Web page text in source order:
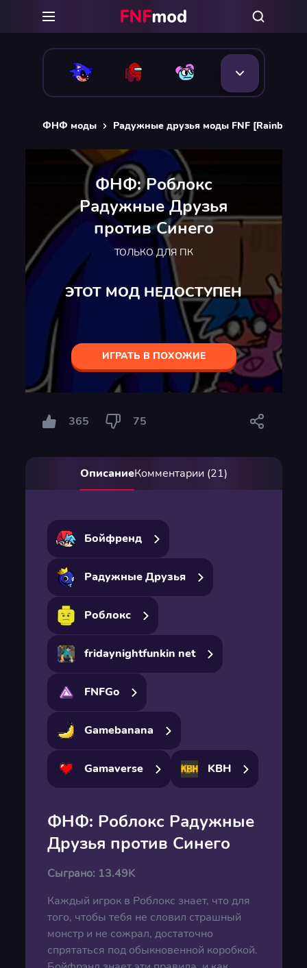
ФНФ моды Радужные друзья моды FNF [Rainbow
ФНФ: Роблокс
Радужные Друзья
против Синего
ТОЛЬКО ДЛЯ ПК
ЭТОТ МОД НЕДОСТУПЕН
ИГРАТЬ В ПОХОЖИЕ
365 75
ОписаниеКомментарии (21)
Бойфренд
Радужные Друзья
Роблокс
fridaynightfunkin net
FNFGo
Gamebanana
Gamaverse KBH
ФНФ: Роблокс Радужные
Друзья против Синего
Сыграно: 13.49K
Каждый игрок в Роблокс знает, что для
того, чтобы тебя не словил страшный
монстр и не сожрал, достаточно
спрятаться под обыкновенной коробкой.